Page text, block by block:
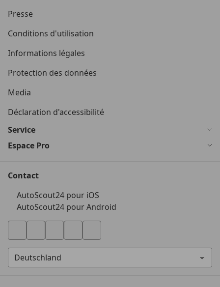
Presse
Conditions d'utilisation
Informations légales
Protection des données
Media
Déclaration d'accessibilité
Service
Espace Pro
Contact
AutoScout24 pour iOS
AutoScout24 pour Android